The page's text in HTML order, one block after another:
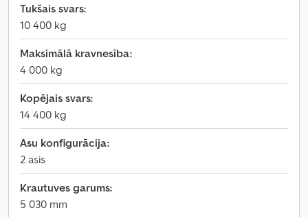
Tukšais svars:
10 400 kg
Maksimālā kravnesība:
4 000 kg
Kopējais svars:
14 400 kg
Asu konfigurācija:
2 asis
Krautuves garums:
5 030 mm